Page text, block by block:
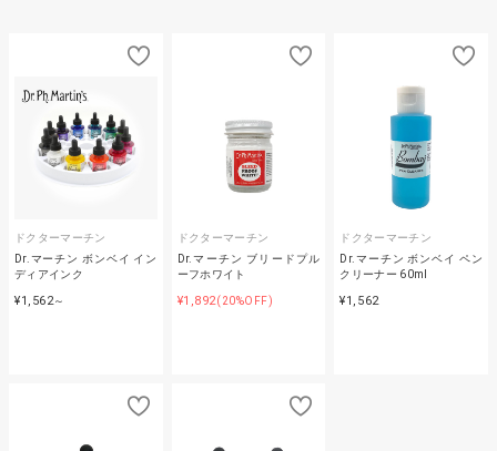
ドクターマーチン
Dr.マーチン ボンベイ イン
ディアインク
¥1,562～
ドクターマーチン
Dr.マーチン ブリードプル
ーフホワイト
¥1,892(20%OFF)
ドクターマーチン
Dr.マーチン ボンベイ ペン
クリーナー 60ml
¥1,562